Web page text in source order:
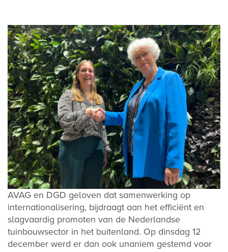
AVAG en DGD geloven dat samenwerking op
internationalisering, bijdraagt aan het efficiënt en
slagvaardig promoten van de Nederlandse
tuinbouwsector in het buitenland. Op dinsdag 12
december werd er dan ook unaniem gestemd voor